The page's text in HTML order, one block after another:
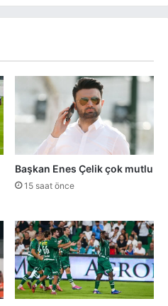
Başkan Enes Çelik çok mutlu
15 saat önce